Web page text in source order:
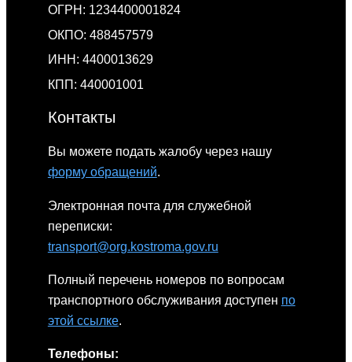
ОГРН: 1234400001824
ОКПО: 488457579
ИНН: 4400013629
КПП: 440001001
Контакты
Вы можете подать жалобу через нашу
форму обращений.
Электронная почта для служебной
переписки:
transport@org.kostroma.gov.ru
Полный перечень номеров по вопросам
транспортного обслуживания доступен по
этой ссылке.
Телефоны: